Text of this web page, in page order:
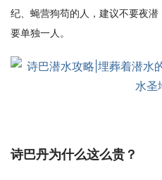
纪、蝇营狗苟的人，建议不要夜
要单独一人。
诗巴丹为什么这么贵？